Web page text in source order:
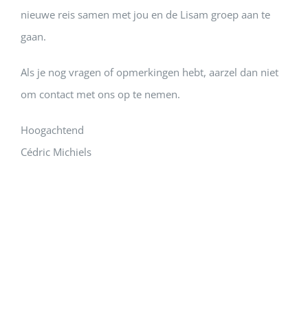
nieuwe reis samen met jou en de Lisam groep aan te
gaan.
Als je nog vragen of opmerkingen hebt, aarzel dan niet
om contact met ons op te nemen.
Hoogachtend
Cédric Michiels